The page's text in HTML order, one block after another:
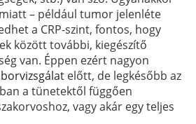
– például tumor jelenléte
a CRP-szint, fontos, hogy
között további, kiegészítő
van. Éppen ezért nagyon
előtt, de legkésőbb az
a tünetektől függően
vagy akár egy teljes